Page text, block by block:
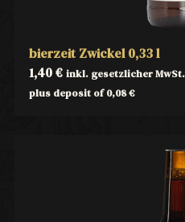
bierzeit Zwickel 0,33 l
1,40€ inkl. gesetzlicher MwSt.
plus deposit of0,08€